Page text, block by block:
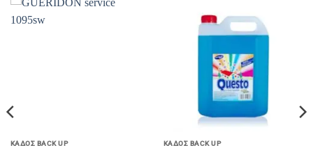
ΚΑΔΟΣ BACK UP ΚΑΔΟΣ BACK UP